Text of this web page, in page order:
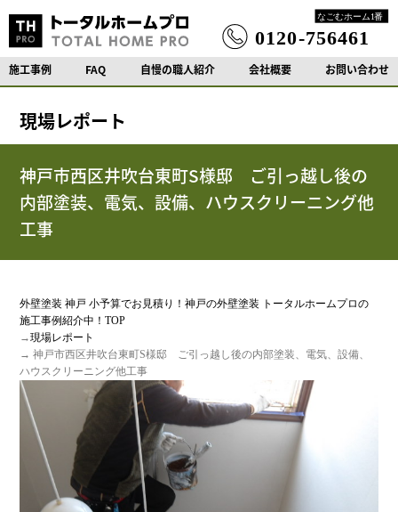
施工事例 FAQ 自慢の職人紹介 会社概要 お問い合わせ
現場レポート
神戸市西区井吹台東町S様邸 ご引っ越し後の
内部塗装、電気、設備、ハウスクリーニング他
工事
外壁塗装 神戸 小予算でお見積り！神戸の外壁塗装 トータルホームプロの
施工事例紹介中！TOP
→現場レポート
→ 神戸市西区井吹台東町S様邸 ご引っ越し後の内部塗装、電気、設備、
ハウスクリーニング他工事